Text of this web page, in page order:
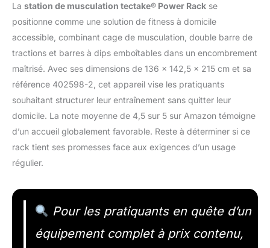
La station de musculation tectake® Power Rack se
positionne comme une solution de fitness à domicile
accessible, combinant cage de musculation, double barre de
tractions et barres à dips emboîtables dans un encombrement
maîtrisé. Avec ses dimensions de 136 x 142,5 x 215 cm et sa
référence 402598-2, cet appareil vise les pratiquants
souhaitant structurer leur entraînement sans quitter leur
domicile. La note moyenne de 4,5 sur 5 sur Amazon témoigne
d’un accueil globalement favorable. Reste à déterminer si ce
rack tient ses promesses face aux exigences d’un usage
régulier.
Pour les pratiquants en quête d’un
équipement complet à prix contenu,